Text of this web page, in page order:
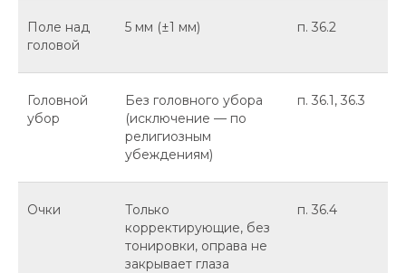
Поле над
головой
5 мм (±1 мм) п. 36.2
Головной
убор
Без головного убора
(исключение — по
религиозным
убеждениям)
п. 36.1, 36.3
Очки
Только
корректирующие, без
тонировки, оправа не
закрывает глаза
п. 36.4